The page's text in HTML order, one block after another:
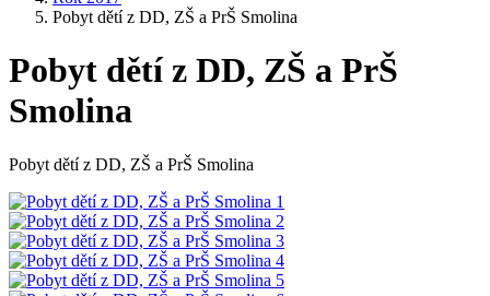
Pobyt dětí z DD, ZŠ a PrŠ Smolina
Pobyt dětí z DD, ZŠ a PrŠ
Smolina
Pobyt dětí z DD, ZŠ a PrŠ Smolina